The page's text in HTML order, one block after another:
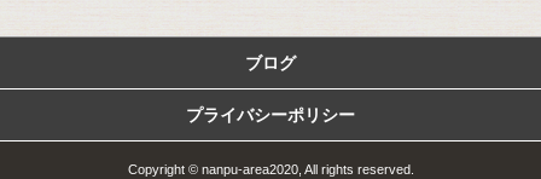
ブログ
プライバシーポリシー
Copyright © nanpu-area2020, All rights reserved.